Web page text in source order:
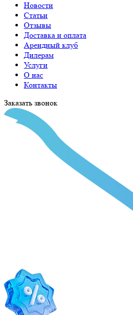
Новости
Статьи
Отзывы
Доставка и оплата
Арендный клуб
Дилерам
Услуги
О нас
Контакты
Заказать звонок